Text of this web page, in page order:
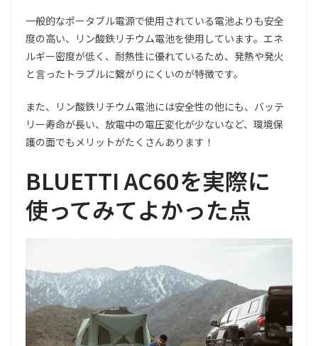
一般的なポータブル電源で使用されている電池よりも安全
度の高い、リン酸鉄リチウム電池を使用しています。エネ
ルギー密度が低く、耐熱性に優れているため、発熱や発火
と言ったトラブルに繋がりにくいのが特徴です。
また、リン酸鉄リチウム電池には安全性の他にも、バッテ
リー寿命が長い、放電中の電圧変化が少ないなど、環境保
護の面でもメリットがたくさんあります！
BLUETTI AC60を実際に
使ってみてよかった点